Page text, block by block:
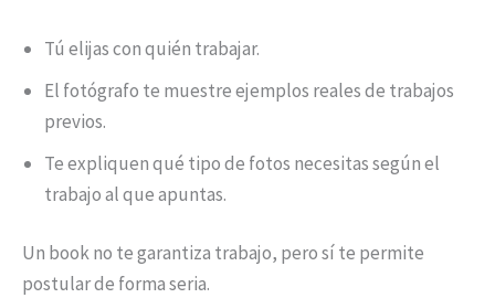
Tú elijas con quién trabajar.
El fotógrafo te muestre ejemplos reales de trabajos
previos.
Te expliquen qué tipo de fotos necesitas según el
trabajo al que apuntas.
Un book no te garantiza trabajo, pero sí te permite
postular de forma seria.